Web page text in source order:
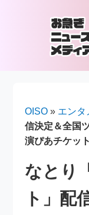
OISO » エンタ
信決定＆全国
演ぴあチケッ
なとり
ト」配